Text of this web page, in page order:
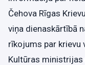
Čehova Rīgas
viņa dienaskārtībā
rīkojums par krievu
Kultūras ministrijas